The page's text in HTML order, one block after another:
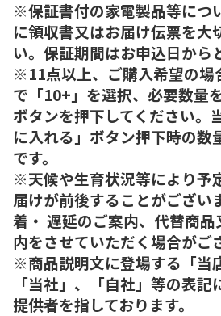
※保証書付の家電製品等につ
に領収書又はお届け伝票を大
い。保証期間はお申込日から
※11点以上、ご購入希望の場
で「10+」を選択、必要数量
ボタンを押下してください。
に入れる」ボタン押下時の数
です。
※天候や生育状況等により予
届けが前後することがござい
着・ 遅延のご案内、代替商
内をさせていただく場合がご
※商品説明文に登場する「当
「当社」、「自社」等の表
提供者を指しております。